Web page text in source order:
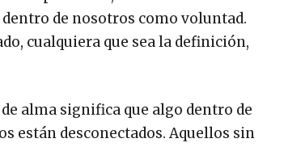
de nosotros como voluntad.
cualquiera que sea la definición,
alma significa que algo dentro de
están desconectados. Aquellos sin